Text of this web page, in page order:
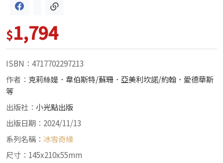
$1,794
ISBN：4717702297213
作者： 克莉絲媞．韋伯斯特/蘇珊．亞美利坎諾/約翰．愛德華斯
等
出版社： 小光點出版
出版日期：2024/11/13
系列名稱： 冰雪奇緣
尺寸：145x210x55mm